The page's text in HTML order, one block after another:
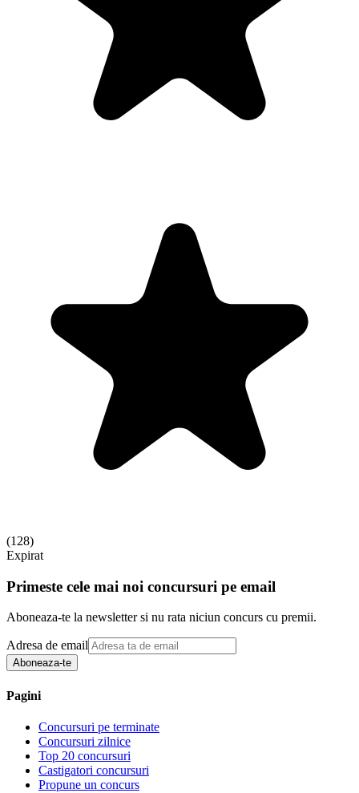
(128)
Expirat
Primeste cele mai noi concursuri pe email
Aboneaza-te la newsletter si nu rata niciun concurs cu premii.
Adresa de email
Aboneaza-te
Pagini
Concursuri pe terminate
Concursuri zilnice
Top 20 concursuri
Castigatori concursuri
Propune un concurs